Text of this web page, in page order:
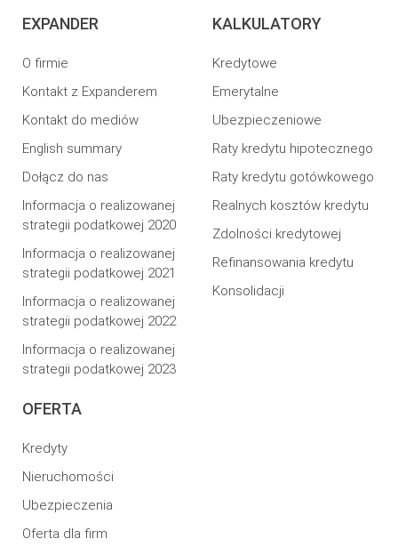
EXPANDER
O firmie
Kontakt z Expanderem
Kontakt do mediów
English summary
Dołącz do nas
Informacja o realizowanej
strategii podatkowej 2020
Informacja o realizowanej
strategii podatkowej 2021
Informacja o realizowanej
strategii podatkowej 2022
Informacja o realizowanej
strategii podatkowej 2023
OFERTA
Kredyty
Nieruchomości
Ubezpieczenia
Oferta dla firm
KALKULATORY
Kredytowe
Emerytalne
Ubezpieczeniowe
Raty kredytu hipotecznego
Raty kredytu gotówkowego
Realnych kosztów kredytu
Zdolności kredytowej
Refinansowania kredytu
Konsolidacji